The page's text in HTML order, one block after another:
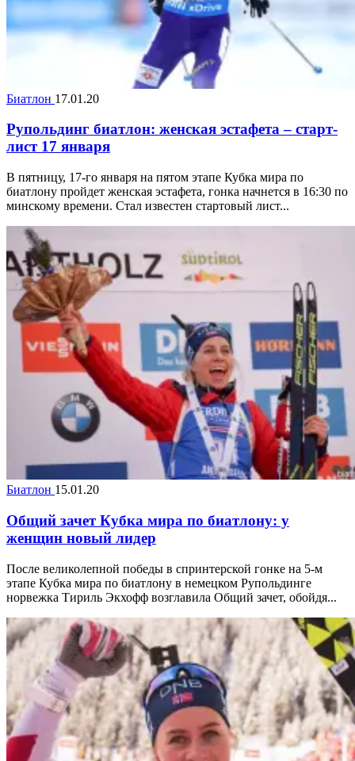
Биатлон 17.01.20
Рупольдинг биатлон: женская эстафета – старт-
лист 17 января
В пятницу, 17-го января на пятом этапе Кубка мира по
биатлону пройдет женская эстафета, гонка начнется в 16:30 по
минскому времени. Стал известен стартовый лист...
Биатлон 15.01.20
Общий зачет Кубка мира по биатлону: у
женщин новый лидер
После великолепной победы в спринтерской гонке на 5-м
этапе Кубка мира по биатлону в немецком Рупольдинге
норвежка Тириль Экхофф возглавила Общий зачет, обойдя...